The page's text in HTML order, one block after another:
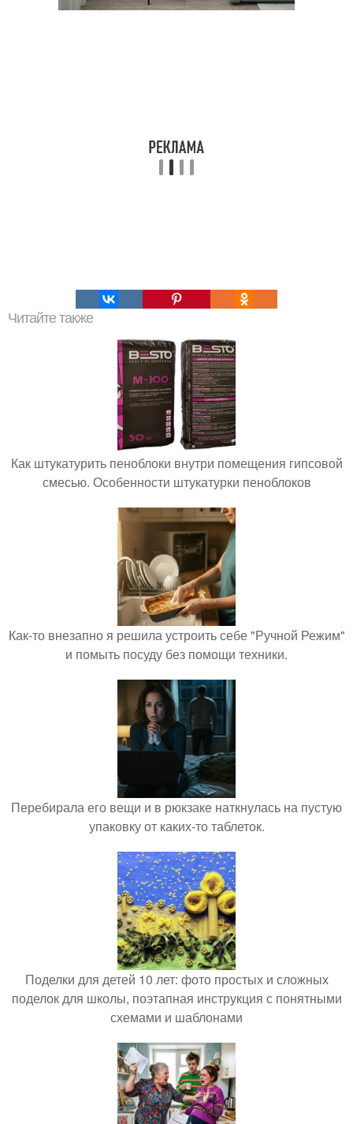
Читайте также
Как штукатурить пеноблоки внутри помещения гипсовой
смесью. Особенности штукатурки пеноблоков
Как-то внезапно я решила устроить себе "Ручной Режим"
и помыть посуду без помощи техники.
Перебирала его вещи и в рюкзаке наткнулась на пустую
упаковку от каких-то таблеток.
Поделки для детей 10 лет: фото простых и сложных
поделок для школы, поэтапная инструкция с понятными
схемами и шаблонами